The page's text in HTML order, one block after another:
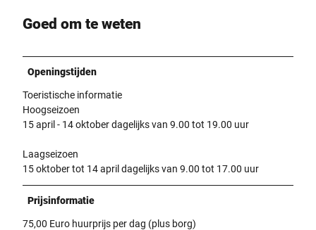
Goed om te weten
Openingstijden
Toeristische informatie
Hoogseizoen
15 april - 14 oktober dagelijks van 9.00 tot 19.00 uur
Laagseizoen
15 oktober tot 14 april dagelijks van 9.00 tot 17.00 uur
Prijsinformatie
75,00 Euro huurprijs per dag (plus borg)